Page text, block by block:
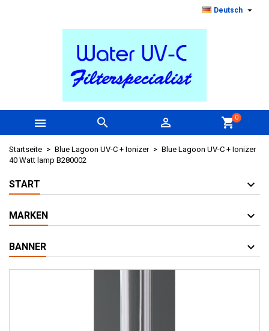
Deutsch 
   shopping_cart0
Startseite Blue Lagoon UV-C + Ionizer
Blue Lagoon UV-C + Ionizer
40 Watt lamp B280002
START
MARKEN
BANNER